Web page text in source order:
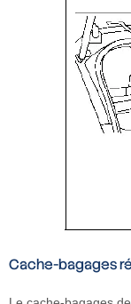
Cache-bagages